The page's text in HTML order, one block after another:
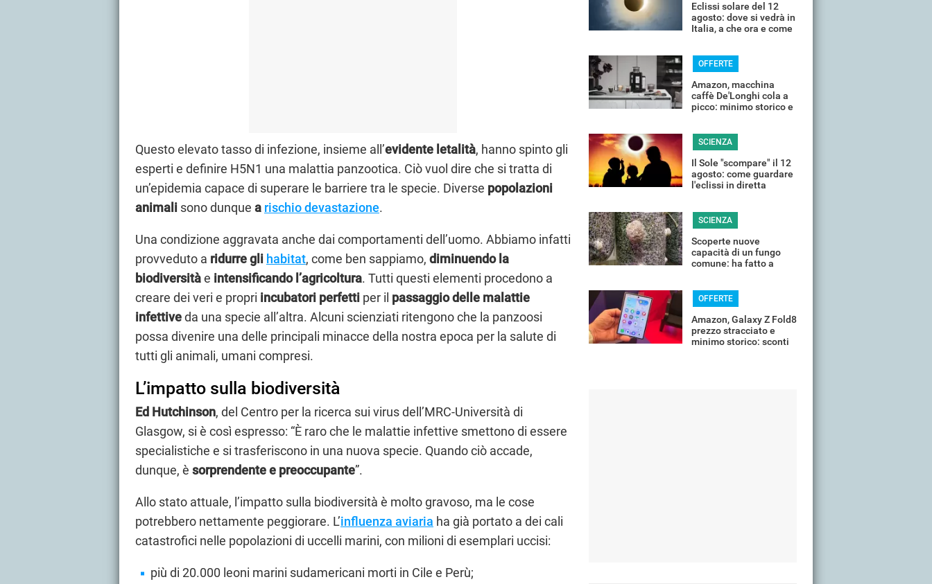
Questo elevato tasso di infezione, insieme all’evidente letalità, hanno spinto gli
esperti e definire H5N1 una malattia panzootica. Ciò vuol dire che si tratta di
un’epidemia capace di superare le barriere tra le specie. Diverse popolazioni
animali sono dunque a rischio devastazione.
Una condizione aggravata anche dai comportamenti dell’uomo. Abbiamo infatti
provveduto a ridurre gli habitat, come ben sappiamo, diminuendo la
biodiversitàe intensificando l’agricoltura. Tutti questi elementi procedono a
creare dei veri e propri incubatori perfetti per il passaggio delle malattie
infettiveda una specie all’altra. Alcuni scienziati ritengono che la panzoosi
possa divenire una delle principali minacce della nostra epoca per la salute di
tutti gli animali, umani compresi.
L’impatto sulla biodiversità
Ed Hutchinson, del Centro per la ricerca sui virus dell’MRC-Università di
Glasgow, si è così espresso: “È raro che le malattie infettive smettono di essere
specialistiche e si trasferiscono in una nuova specie. Quando ciò accade,
dunque, è sorprendente e preoccupante”.
Allo stato attuale, l’impatto sulla biodiversità è molto gravoso, ma le cose
potrebbero nettamente peggiorare. L’influenza aviaria ha già portato a dei cali
catastrofici nelle popolazioni di uccelli marini, con milioni di esemplari uccisi:
più di 20.000 leoni marini sudamericani morti in Cile e Perù;
Eclissi solare del 12
agosto: dove si vedrà in
Italia, a che ora e come
OFFERTE
Amazon, macchina
caffè De'Longhi cola a
picco: minimo storico e
SCIENZA
Il Sole "scompare" il 12
agosto: come guardare
l'eclissi in diretta
SCIENZA
Scoperte nuove
capacità di un fungo
comune: ha fatto a
OFFERTE
Amazon, Galaxy Z Fold8
prezzo stracciato e
minimo storico: sconti